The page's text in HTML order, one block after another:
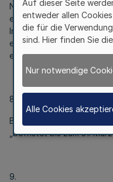
Nach dem Träger
e.V.“ wird der Träger
Internationaler
e.V., Sitz Köln (am
eingefügt.
8.
Bei dem Träger „Fröbel
„befristet bis zum 31.
9.
Auf dieser Seite
entweder allen
die für die
sind. Hier finden Sie die
Nur notwendige
Alle Cookies